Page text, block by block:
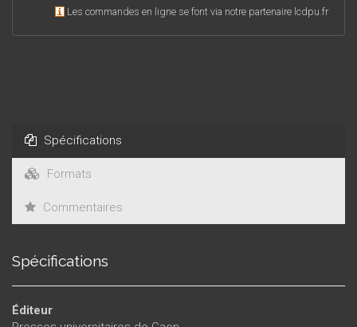
Les commandes en ligne se font via notre partenaire lcdpu.fr
Spécifications
Formats
Commentaires
Spécifications
Éditeur